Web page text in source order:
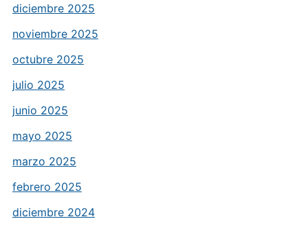
diciembre 2025
noviembre 2025
octubre 2025
julio 2025
junio 2025
mayo 2025
marzo 2025
febrero 2025
diciembre 2024